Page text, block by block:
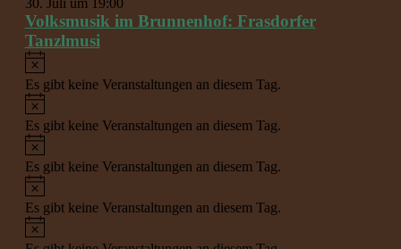
30. Juli um 19:00
Volksmusik im Brunnenhof: Frasdorfer
Tanzlmusi
Hinweis
Es gibt keine Veranstaltungen an diesem Tag.
Hinweis
Es gibt keine Veranstaltungen an diesem Tag.
Hinweis
Es gibt keine Veranstaltungen an diesem Tag.
Hinweis
Es gibt keine Veranstaltungen an diesem Tag.
Hinweis